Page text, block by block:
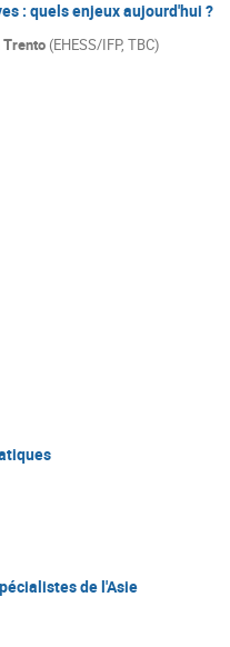
: quels enjeux aujourd'hui ?
(EHESS/IFP, TBC)
de l'Asie